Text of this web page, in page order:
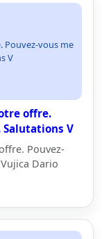
Pouvez-vous me
V
offre.
Salutations V
Pouvez-
Dario